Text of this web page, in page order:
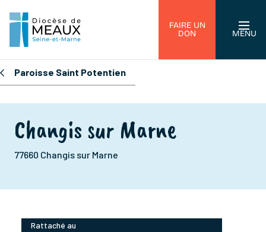
FAIRE UN
DON
MENU
Paroisse Saint Potentien
Changis sur Marne
77660 Changis sur Marne
Rattaché au